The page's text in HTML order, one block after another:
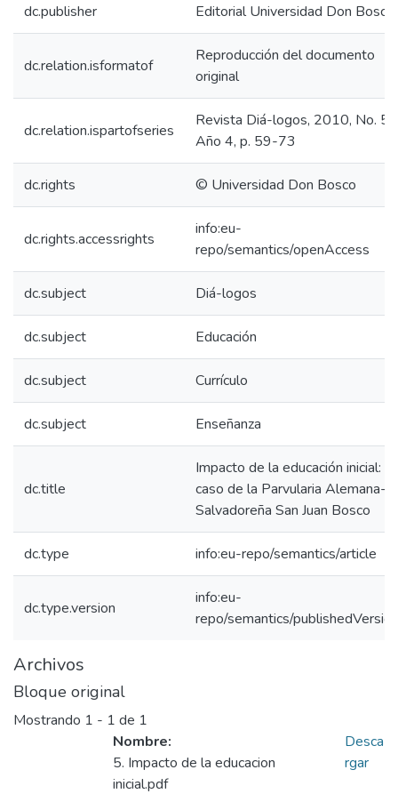
dc.publisher Editorial Universidad Don Bosco
dc.relation.isformatof
Reproducción del documento
original
dc.relation.ispartofseries
Revista Diá-logos, 2010, No. 5,
Año 4, p. 59-73
dc.rights © Universidad Don Bosco
dc.rights.accessrights
info:eu-
repo/semantics/openAccess
dc.subject Diá-logos
dc.subject Educación
dc.subject Currículo
dc.subject Enseñanza
dc.title
Impacto de la educación inicial: el
caso de la Parvularia Alemana-
Salvadoreña San Juan Bosco
dc.type info:eu-repo/semantics/article
dc.type.version
info:eu-
repo/semantics/publishedVersion
Archivos
Bloque original
Mostrando 1 - 1 de 1
Nombre:
5. Impacto de la educacion
inicial.pdf
Desca
rgar